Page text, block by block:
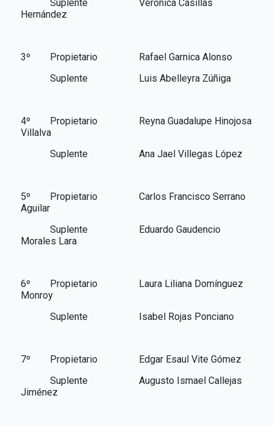
Suplente Verónica Casillas
Hernández
3º Propietario Rafael Garnica Alonso
Suplente Luis Abelleyra Zúñiga
4º Propietario Reyna Guadalupe Hinojosa
Villalva
Suplente Ana Jael Villegas López
5º Propietario Carlos Francisco Serrano
Aguilar
Suplente Eduardo Gaudencio
Morales Lara
6º Propietario Laura Liliana Domínguez
Monroy
Suplente Isabel Rojas Ponciano
7º Propietario Edgar Esaul Vite Gómez
Suplente Augusto Ismael Callejas
Jiménez